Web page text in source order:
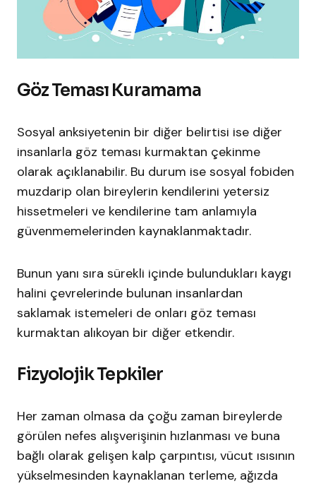
Göz Teması Kuramama
Sosyal anksiyetenin bir diğer belirtisi ise diğer
insanlarla göz teması kurmaktan çekinme
olarak açıklanabilir. Bu durum ise sosyal fobiden
muzdarip olan bireylerin kendilerini yetersiz
hissetmeleri ve kendilerine tam anlamıyla
güvenmemelerinden kaynaklanmaktadır.
Bunun yanı sıra sürekli içinde bulundukları kaygı
halini çevrelerinde bulunan insanlardan
saklamak istemeleri de onları göz teması
kurmaktan alıkoyan bir diğer etkendir.
Fizyolojik Tepkiler
Her zaman olmasa da çoğu zaman bireylerde
görülen nefes alışverişinin hızlanması ve buna
bağlı olarak gelişen kalp çarpıntısı, vücut ısısının
yükselmesinden kaynaklanan terleme, ağızda